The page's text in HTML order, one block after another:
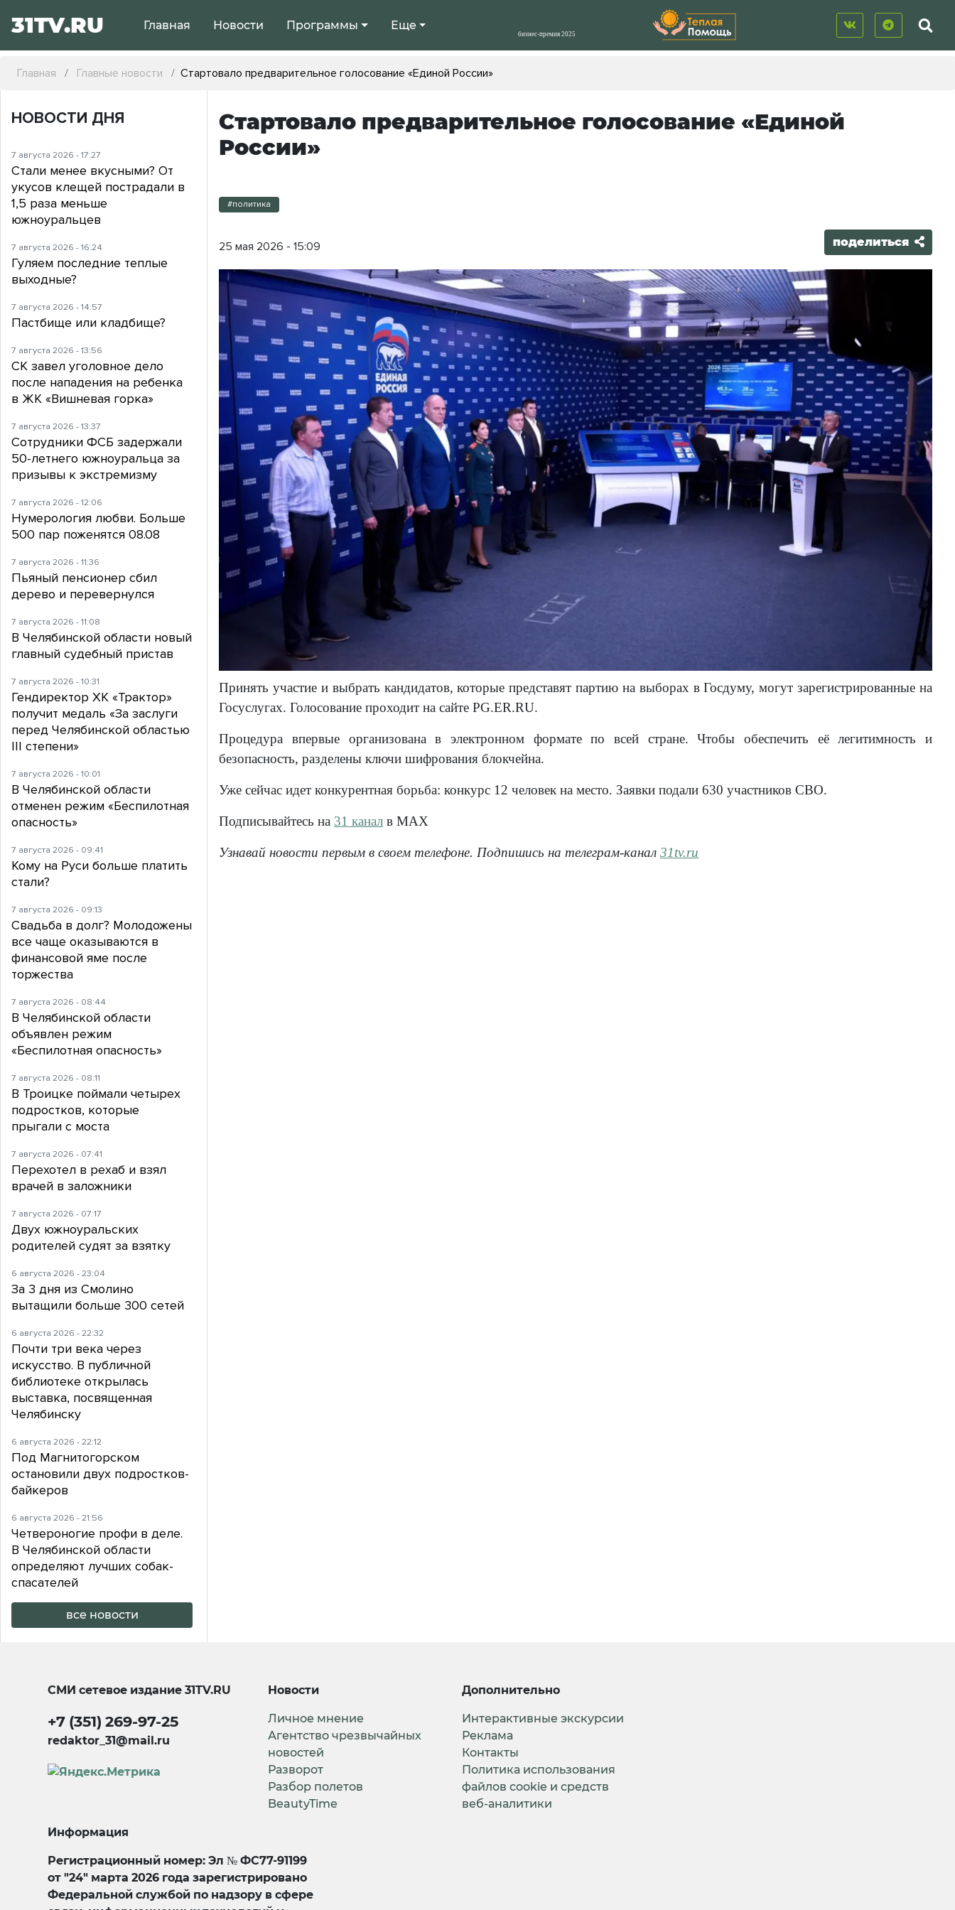
31TV.RU Главная Новости Программы Еще
Главная Главные новости Стартовало предварительное голосование «Единой России»
Стартовало предварительное голосование «Единой
России»
#политика
25 мая 2026 - 15:09 поделиться
Принять участие и выбрать кандидатов, которые представят партию на выборах в Госдуму, могут зарегистрированные на
Госуслугах. Голосование проходит на сайте PG.ER.RU.
Процедура впервые организована в электронном формате по всей стране. Чтобы обеспечить её легитимность и
безопасность, разделены ключи шифрования блокчейна.
Уже сейчас идет конкурентная борьба: конкурс 12 человек на место. Заявки подали 630 участников СВО.
Подписывайтесь на 31 канал в МАХ
Узнавай новости первым в своем телефоне. Подпишись на телеграм-канал31tv.ru
НОВОСТИ ДНЯ
7 августа 2026 - 17:27
Стали менее вкусными? От
укусов клещей пострадали в
1,5 раза меньше
южноуральцев
7 августа 2026 - 16:24
Гуляем последние теплые
выходные?
7 августа 2026 - 14:57
Пастбище или кладбище?
7 августа 2026 - 13:56
СК завел уголовное дело
после нападения на ребенка
в ЖК «Вишневая горка»
7 августа 2026 - 13:37
Сотрудники ФСБ задержали
50-летнего южноуральца за
призывы к экстремизму
7 августа 2026 - 12:06
Нумерология любви. Больше
500 пар поженятся 08.08
7 августа 2026 - 11:36
Пьяный пенсионер сбил
дерево и перевернулся
7 августа 2026 - 11:08
В Челябинской области новый
главный судебный пристав
7 августа 2026 - 10:31
Гендиректор ХК «Трактор»
получит медаль «За заслуги
перед Челябинской областью
III степени»
7 августа 2026 - 10:01
В Челябинской области
отменен режим «Беспилотная
опасность»
7 августа 2026 - 09:41
Кому на Руси больше платить
стали?
7 августа 2026 - 09:13
Свадьба в долг? Молодожены
все чаще оказываются в
финансовой яме после
торжества
7 августа 2026 - 08:44
В Челябинской области
объявлен режим
«Беспилотная опасность»
7 августа 2026 - 08:11
В Троицке поймали четырех
подростков, которые
прыгали с моста
7 августа 2026 - 07:41
Перехотел в рехаб и взял
врачей в заложники
7 августа 2026 - 07:17
Двух южноуральских
родителей судят за взятку
6 августа 2026 - 23:04
За 3 дня из Смолино
вытащили больше 300 сетей
6 августа 2026 - 22:32
Почти три века через
искусство. В публичной
библиотеке открылась
выставка, посвященная
Челябинску
6 августа 2026 - 22:12
Под Магнитогорском
остановили двух подростков-
байкеров
6 августа 2026 - 21:56
Четвероногие профи в деле.
В Челябинской области
определяют лучших собак-
спасателей
все новости
СМИ сетевое издание31TV.RU
+7 (351) 269-97-25
redaktor_31@mail.ru
Новости
Личное мнение
Агентство чрезвычайных
новостей
Разворот
Разбор полетов
BeautyTime
Дополнительно
Интерактивные экскурсии
Реклама
Контакты
Политика использования
файлов cookie и средств
веб-аналитики
Информация
Регистрационный номер: Эл № ФС77-91199
от "24" марта 2026 года зарегистрировано
Федеральной службой по надзору в сфере